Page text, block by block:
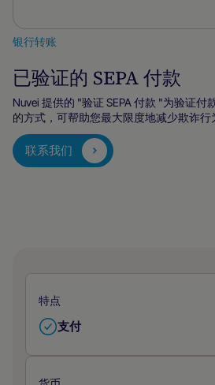
银行转账
已验证的 SEPA 付款
Nuvei 提供的 "验证 SEPA 付款 "为验证
的方式，可帮助您最大限度地减少欺诈行
联系我们
特点
支付